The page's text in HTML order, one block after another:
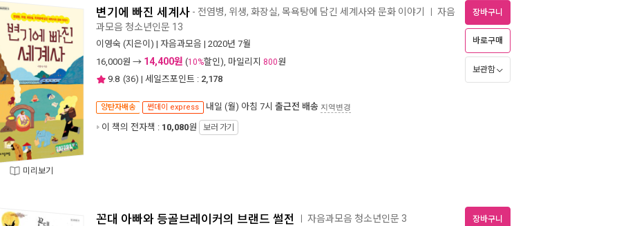
미리보기
변기에 빠진 세계사 - 전염병, 위생, 화장실, 목욕탕에 담긴 세계사와 문화 이야기 자음
과모음 청소년인문 13
이영숙 (지은이) | 자음과모음 | 2020년 7월
16,000원 → 14,400원 (10%할인), 마일리지 800원
9.8 (36) | 세일즈포인트 : 2,178
양탄자배송 썬데이 express 내일 (월) 아침 7시 출근전 배송 지역변경
이 책의 전자책 : 10,080원 보러 가기
장바구니
바로구매
보관함
꼰대 아빠와 등골브레이커의 브랜드 썰전 자음과모음 청소년인문 3 장바구니